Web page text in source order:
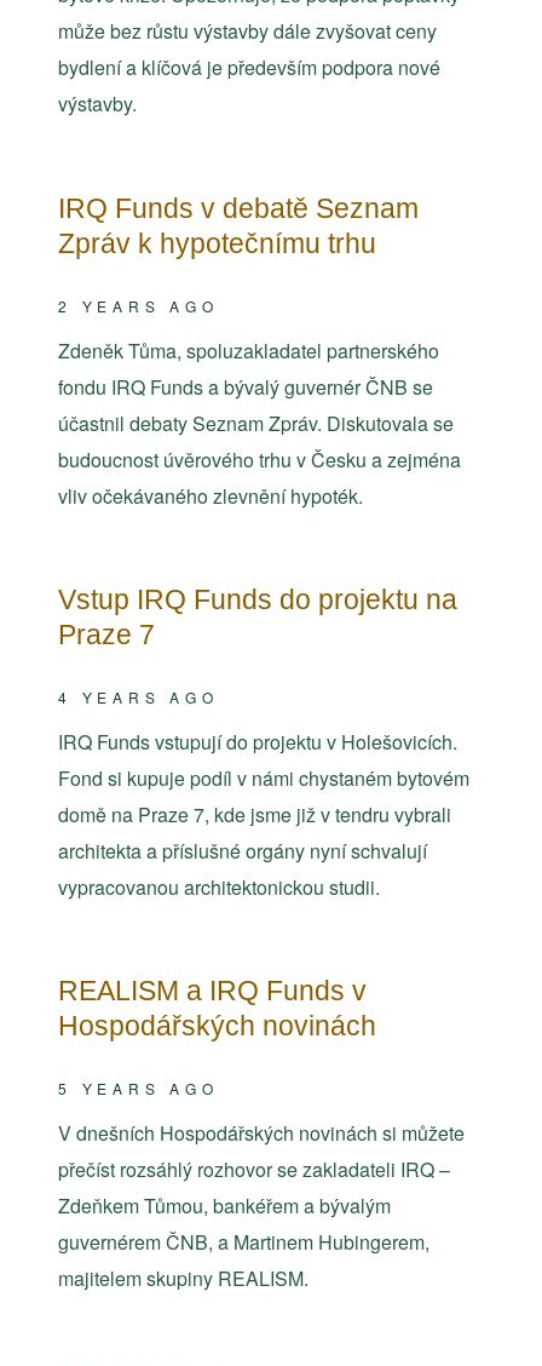
může bez růstu výstavby dále zvyšovat ceny
bydlení a klíčová je především podpora nové
výstavby.
IRQ Funds v debatě Seznam
Zpráv k hypotečnímu trhu
2 YEARS AGO
Zdeněk Tůma, spoluzakladatel partnerského
fondu IRQ Funds a bývalý guvernér ČNB se
účastnil debaty Seznam Zpráv. Diskutovala se
budoucnost úvěrového trhu v Česku a zejména
vliv očekávaného zlevnění hypoték.
Vstup IRQ Funds do projektu na
Praze 7
4 YEARS AGO
IRQ Funds vstupují do projektu v Holešovicích.
Fond si kupuje podíl v námi chystaném bytovém
domě na Praze 7, kde jsme již v tendru vybrali
architekta a příslušné orgány nyní schvalují
vypracovanou architektonickou studii.
REALISM a IRQ Funds v
Hospodářských novinách
5 YEARS AGO
V dnešních Hospodářských novinách si můžete
přečíst rozsáhlý rozhovor se zakladateli IRQ –
Zdeňkem Tůmou, bankéřem a bývalým
guvernérem ČNB, a Martinem Hubingerem,
majitelem skupiny REALISM.